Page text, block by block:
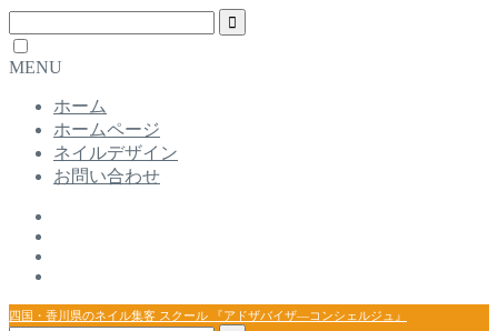
MENU
ホーム
ホームページ
ネイルデザイン
お問い合わせ
四国・香川県のネイル集客 スクール 『アドザバイザ―コンシェルジュ』